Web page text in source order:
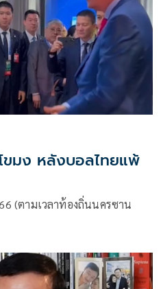
ขมง หลังบอลไทยแพ้
(ตามเวลาท้องถิ่นนครซาน